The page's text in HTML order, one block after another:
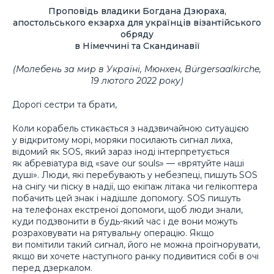
Проповідь владики Богдана Дзюраха,
апостольського екзарха для українців візантійського
обряду
в Німеччині та Скандинавії
(Молебень за мир в Україні, Мюнхен, Bürgersaalkirche,
19 лютого 2022 року)
Дорогі сестри та брати,
Коли корабель стикається з надзвичайною ситуацією
у відкритому морі, моряки посилають сигнал лиха,
відомий як SOS, який зараз іноді інтерпретується
як абревіатура від «save our souls» — «врятуйте наші
душі». Люди, які перебувають у небезпеці, пишуть SOS
на снігу чи піску в надії, що екіпаж літака чи гелікоптера
побачить цей знак і надішле допомогу. SOS пишуть
на телефонах екстреної допомоги, щоб люди знали,
куди подзвонити в будь-який час і де вони можуть
розраховувати на рятувальну операцію. Якщо
ви помітили такий сигнал, його не можна проігнорувати,
якщо ви хочете наступного ранку подивитися собі в очі
перед дзеркалом.